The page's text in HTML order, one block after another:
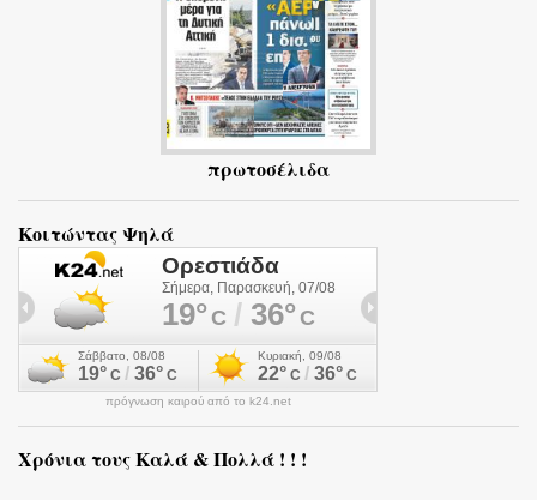
πρωτοσέλιδα
Κοιτώντας Ψηλά
πρόγνωση καιρού από το k24.net
Χρόνια τους Καλά & Πολλά ! ! !